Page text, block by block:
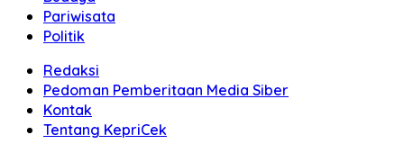
Pariwisata
Politik
Redaksi
Pedoman Pemberitaan Media Siber
Kontak
Tentang KepriCek